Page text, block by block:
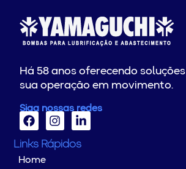
Há 58 anos oferecendo
sua operação em movimento.
Siga nossas redes
Links Rápidos
Home